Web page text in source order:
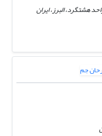
هشتگرد، البرز، ایران